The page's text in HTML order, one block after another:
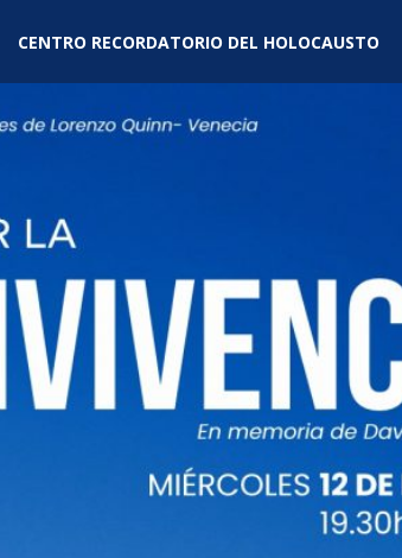
CENTRO RECORDATORIO DEL HOLOCAUSTO